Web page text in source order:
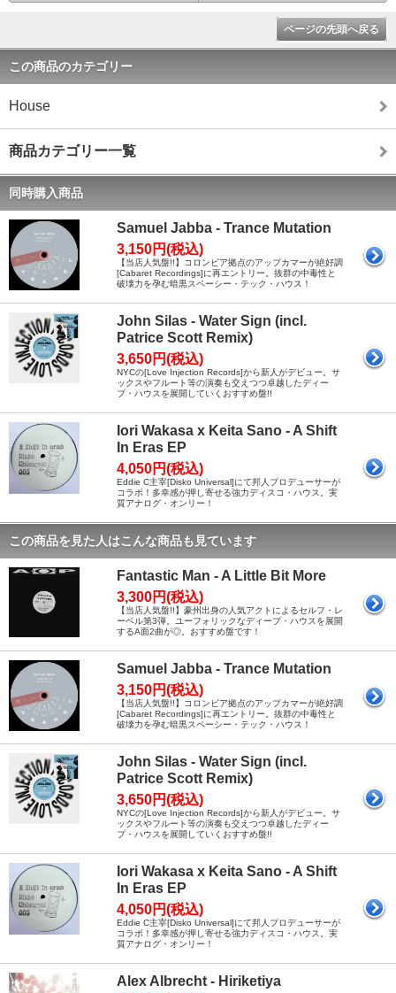
ページの先頭へ戻る
この商品のカテゴリー
House
商品カテゴリー一覧
同時購入商品
Samuel Jabba - Trance Mutation
3,150円(税込)
【当店人気盤!!】コロンビア拠点のアップカマーが絶好調
[Cabaret Recordings]に再エントリー。抜群の中毒性と
破壊力を孕む暗黒スペーシー・テック・ハウス！
John Silas - Water Sign (incl.
Patrice Scott Remix)
3,650円(税込)
NYCの[Love Injection Records]から新人がデビュー。サ
ックスやフルート等の演奏も交えつつ卓越したディー
プ・ハウスを展開していくおすすめ盤!!
Iori Wakasa x Keita Sano - A Shift
In Eras EP
4,050円(税込)
Eddie C主宰[Disko Universal]にて邦人プロデューサーが
コラボ！多幸感が押し寄せる強力ディスコ・ハウス。実
質アナログ・オンリー！
この商品を見た人はこんな商品も見ています
Fantastic Man - A Little Bit More
3,300円(税込)
【当店人気盤!!】豪州出身の人気アクトによるセルフ・レ
ーベル第3弾。ユーフォリックなディープ・ハウスを展開
するA面2曲が◎。おすすめ盤です！
Samuel Jabba - Trance Mutation
3,150円(税込)
【当店人気盤!!】コロンビア拠点のアップカマーが絶好調
[Cabaret Recordings]に再エントリー。抜群の中毒性と
破壊力を孕む暗黒スペーシー・テック・ハウス！
John Silas - Water Sign (incl.
Patrice Scott Remix)
3,650円(税込)
NYCの[Love Injection Records]から新人がデビュー。サ
ックスやフルート等の演奏も交えつつ卓越したディー
プ・ハウスを展開していくおすすめ盤!!
Iori Wakasa x Keita Sano - A Shift
In Eras EP
4,050円(税込)
Eddie C主宰[Disko Universal]にて邦人プロデューサーが
コラボ！多幸感が押し寄せる強力ディスコ・ハウス。実
質アナログ・オンリー！
Alex Albrecht - Hiriketiya